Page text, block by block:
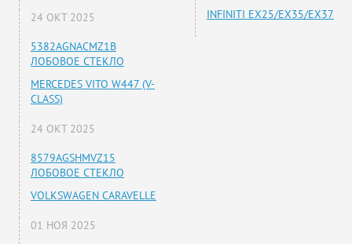
24 ОКТ 2025
5382AGNACMZ1B
ЛОБОВОЕ СТЕКЛО
MERCEDES VITO W447 (V-
CLASS)
24 ОКТ 2025
8579AGSHMVZ15
ЛОБОВОЕ СТЕКЛО
VOLKSWAGEN CARAVELLE
01 НОЯ 2025
INFINITI EX25/EX35/EX37